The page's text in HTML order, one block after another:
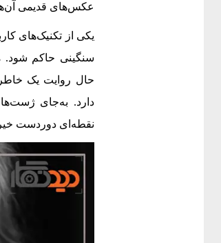
عکس‌های قدیمی
یکی از تکنیک‌های
سنگینی حاکم شود.
حال روایت یک
دارد. به‌جای
نقطه‌ای دوردست